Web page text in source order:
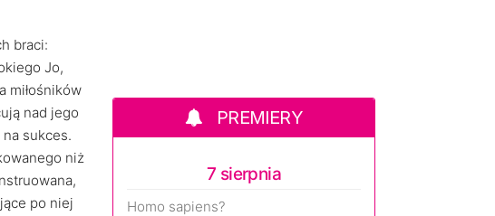
braci:
Jo,
miłośników
nad jego
sukces.
niż
po niej
PREMIERY
7 sierpnia
Homo sapiens?